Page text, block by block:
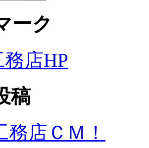
ーク
店HP
稿
務店ＣＭ！